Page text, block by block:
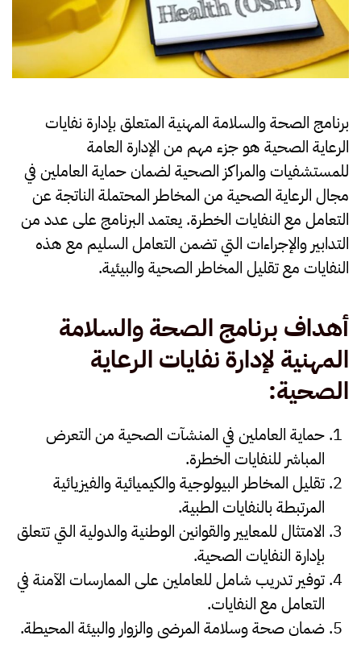
برنامج الصحة والسلامة المهنية المتعلق بإدارة نفايات
الرعاية الصحية هو جزء مهم من الإدارة العامة
للمستشفيات والمراكز الصحية لضمان حماية العاملين في
مجال الرعاية الصحية من المخاطر المحتملة الناتجة عن
التعامل مع النفايات الخطرة. يعتمد البرنامج على عدد من
التدابير والإجراءات التي تضمن التعامل السليم مع هذه
النفايات مع تقليل المخاطر الصحية والبيئية.
أهداف برنامج الصحة والسلامة
المهنية لإدارة نفايات الرعاية
الصحية:
حماية العاملين في المنشآت الصحية من التعرض
المباشر للنفايات الخطرة.
تقليل المخاطر البيولوجية والكيميائية والفيزيائية
المرتبطة بالنفايات الطبية.
الامتثال للمعايير والقوانين الوطنية والدولية التي تتعلق
بإدارة النفايات الصحية.
توفير تدريب شامل للعاملين على الممارسات الآمنة في
التعامل مع النفايات.
ضمان صحة وسلامة المرضى والزوار والبيئة المحيطة.